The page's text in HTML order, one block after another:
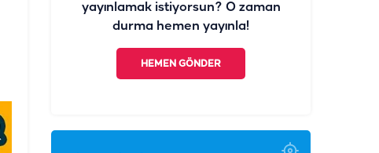
yayınlamak istiyorsun? O zaman
durma hemen yayınla!
HEMEN GÖNDER